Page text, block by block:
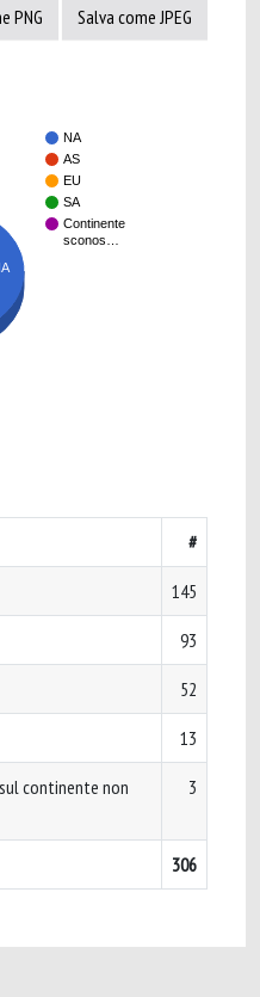
PNG Salva come JPEG
NA
AS
EU
SA
Continente
sconos…
#
145
93
52
13
continente non
3
306